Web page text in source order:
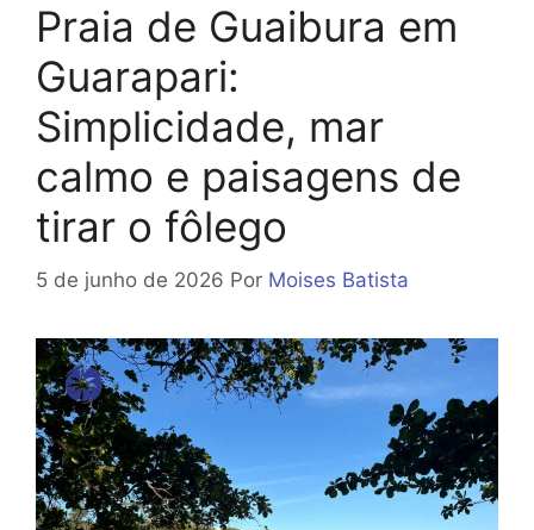
Praia de Guaibura em
Guarapari:
Simplicidade, mar
calmo e paisagens de
tirar o fôlego
5 de junho de 2026 Por Moises Batista